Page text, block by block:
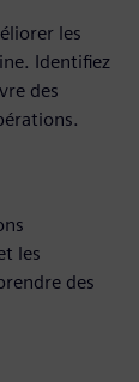
les
Identifiez
des
les
des